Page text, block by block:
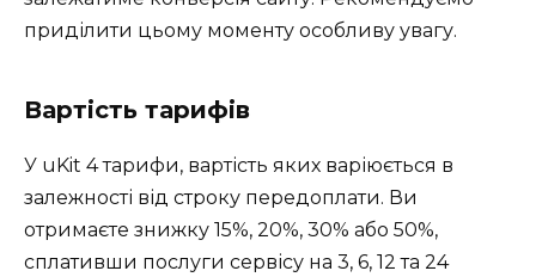
приділити цьому моменту особливу увагу.
Вартість тарифів
У uKit 4 тарифи, вартість яких варіюється в
залежності від строку передоплати. Ви
отримаєте знижку 15%, 20%, 30% або 50%,
сплативши послуги сервісу на 3, 6, 12 та 24